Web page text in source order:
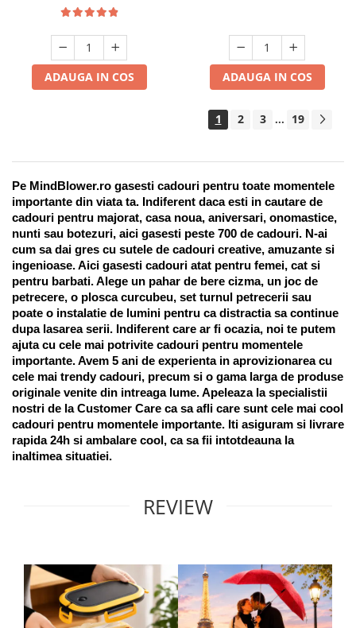
ADAUGA IN COS ADAUGA IN COS
1 2 3 ... 19
Pe MindBlower.ro gasesti cadouri pentru toate momentele
importante din viata ta. Indiferent daca esti in cautare de
cadouri pentru majorat, casa noua, aniversari, onomastice,
nunti sau botezuri, aici gasesti peste 700 de cadouri. N-ai
cum sa dai gres cu sutele de cadouri creative, amuzante si
ingenioase. Aici gasesti cadouri atat pentru femei, cat si
pentru barbati. Alege un pahar de bere cizma, un joc de
petrecere, o plosca curcubeu, set turnul petrecerii sau
poate o instalatie de lumini pentru ca distractia sa continue
dupa lasarea serii. Indiferent care ar fi ocazia, noi te putem
ajuta cu cele mai potrivite cadouri pentru momentele
importante. Avem 5 ani de experienta in aprovizionarea cu
cele mai trendy cadouri, precum si o gama larga de produse
originale venite din intreaga lume. Apeleaza la specialistii
nostri de la Customer Care ca sa afli care sunt cele mai cool
cadouri pentru momentele importante. Iti asiguram si livrare
rapida 24h si ambalare cool, ca sa fii intotdeauna la
inaltimea situatiei.
REVIEW